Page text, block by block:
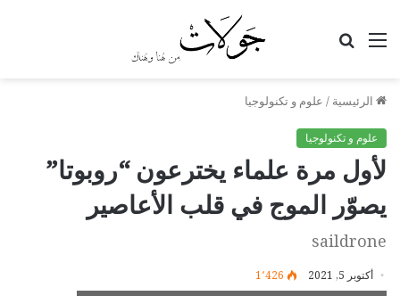
القائمة
الرئيسية / علوم و تكنولوجيا
علوم و تكنولوجيا
لأول مرة علماء يخترعون “روبوتا”
يصوّر الموج في قلب الأعاصير
saildrone
أكتوبر 5, 2021 1٬426